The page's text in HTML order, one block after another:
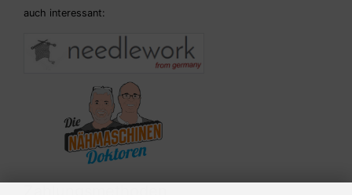
auch interessant: